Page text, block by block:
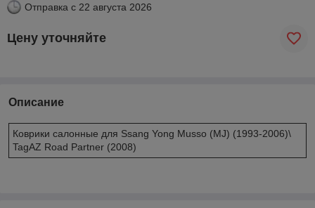
Отправка с 22 августа 2026
Цену уточняйте
Описание
Коврики салонные для Ssang Yong Musso (MJ) (1993-2006)\
TagAZ Road Partner (2008)